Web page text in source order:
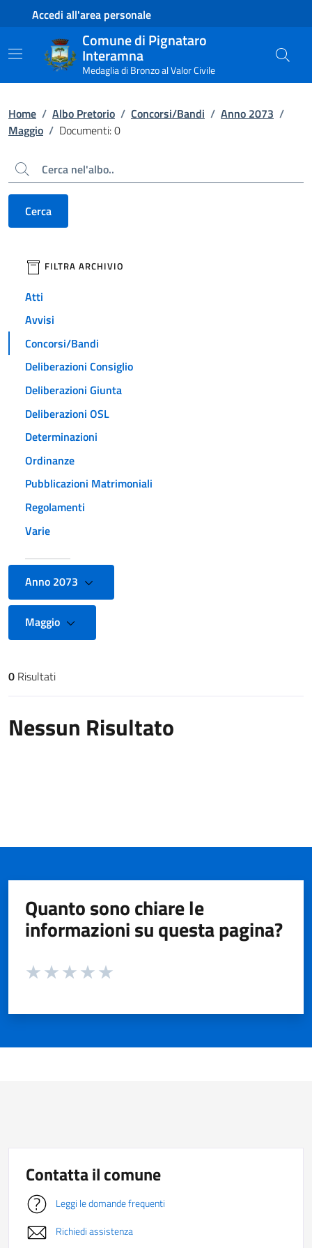
Contenuto principale
Piede di paginaAccedi all'area personale
Comune di Pignataro
Interamna
Medaglia di Bronzo al Valor Civile
Home / Albo Pretorio / Concorsi/Bandi / Anno 2073 /
Maggio / Documenti: 0
Cerca
Cerca
filtri da applicare
FILTRA ARCHIVIO
Atti
Avvisi
Concorsi/Bandi
Deliberazioni Consiglio
Deliberazioni Giunta
Deliberazioni OSL
Determinazioni
Ordinanze
Pubblicazioni Matrimoniali
Regolamenti
Varie
Anno 2073
Maggio
Risultati di ricerca
0 Risultati
Nessun Risultato
Quanto sono chiare le
informazioni su questa pagina?
Valuta da 1 a 5 stelle la pagina
Contatta il comune
Leggi le domande frequenti
Richiedi assistenza